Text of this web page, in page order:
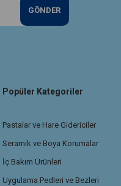
GÖNDER
Popüler Kategoriler
Pastalar ve Hare Gidericiler
Seramik ve Boya Korumalar
İç Bakım Ürünleri
Uygulama Pedleri ve Bezleri